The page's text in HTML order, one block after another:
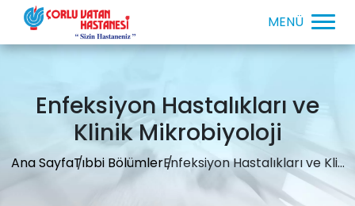
Enfeksiyon Hastalıkları ve
Klinik Mikrobiyoloji
Ana SayfaTıbbi BölümlerEnfeksiyon Hastalıkları ve Kli...